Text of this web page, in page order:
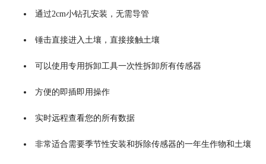
通过2cm小钻孔安装，无需导管
锤击直接进入土壤，直接接触土壤
可以使用专用拆卸工具一次性拆卸所有传感器
方便的即插即用操作
实时远程查看您的所有数据
非常适合需要季节性安装和拆除传感器的一年生作物和土壤